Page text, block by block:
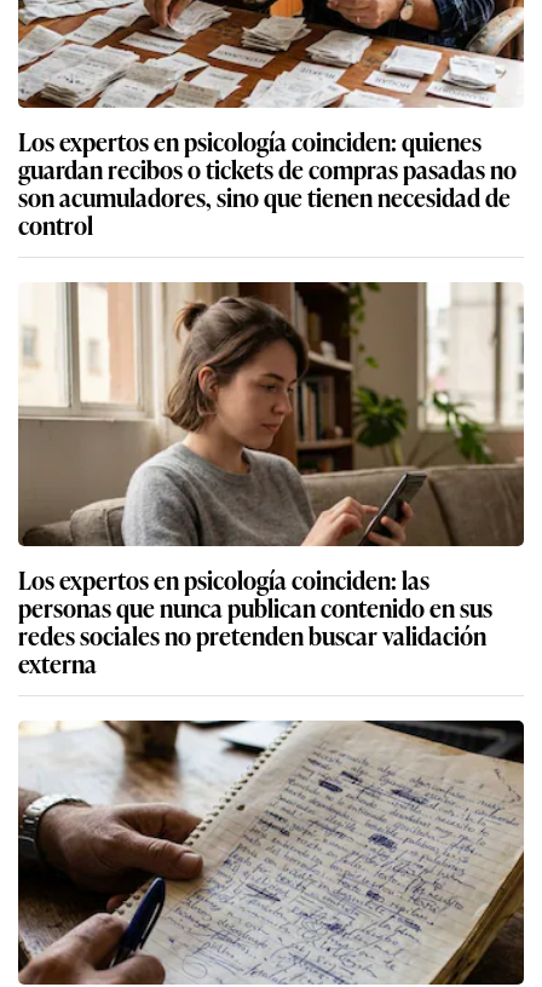
Los expertos en psicología coinciden: quienes
guardan recibos o tickets de compras pasadas no
son acumuladores, sino que tienen necesidad de
control
Los expertos en psicología coinciden: las
personas que nunca publican contenido en sus
redes sociales no pretenden buscar validación
externa